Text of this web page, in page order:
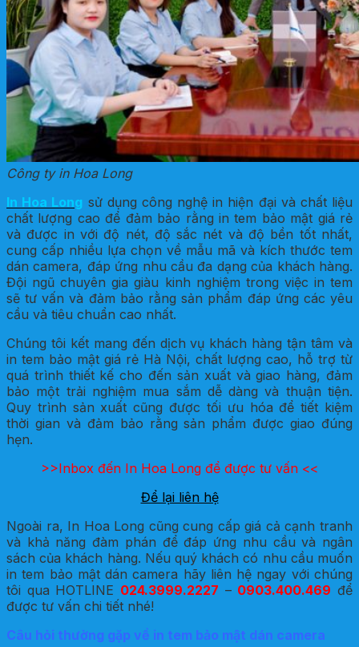
Công ty in Hoa Long
In Hoa Long sử dụng công nghệ in hiện đại và chất liệu
chất lượng cao để đảm bảo rằng in tem bảo mật giá rẻ
và được in với độ nét, độ sắc nét và độ bền tốt nhất,
cung cấp nhiều lựa chọn về mẫu mã và kích thước tem
dán camera, đáp ứng nhu cầu đa dạng của khách hàng.
Đội ngũ chuyên gia giàu kinh nghiệm trong việc in tem
sẽ tư vấn và đảm bảo rằng sản phẩm đáp ứng các yêu
cầu và tiêu chuẩn cao nhất.
Chúng tôi kết mang đến dịch vụ khách hàng tận tâm và
in tem bảo mật giá rẻ Hà Nội, chất lượng cao, hỗ trợ từ
quá trình thiết kế cho đến sản xuất và giao hàng, đảm
bảo một trải nghiệm mua sắm dễ dàng và thuận tiện.
Quy trình sản xuất cũng được tối ưu hóa để tiết kiệm
thời gian và đảm bảo rằng sản phẩm được giao đúng
hẹn.
>>Inbox đến In Hoa Long để được tư vấn <<
Để lại liên hệ
Ngoài ra, In Hoa Long cũng cung cấp giá cả cạnh tranh
và khả năng đàm phán để đáp ứng nhu cầu và ngân
sách của khách hàng. Nếu quý khách có nhu cầu muốn
in tem bảo mật dán camera hãy liên hệ ngay với chúng
tôi qua HOTLINE 024.3999.2227 – 0903.400.469 để
được tư vấn chi tiết nhé!
Câu hỏi thường gặp về in tem bảo mật dán camera